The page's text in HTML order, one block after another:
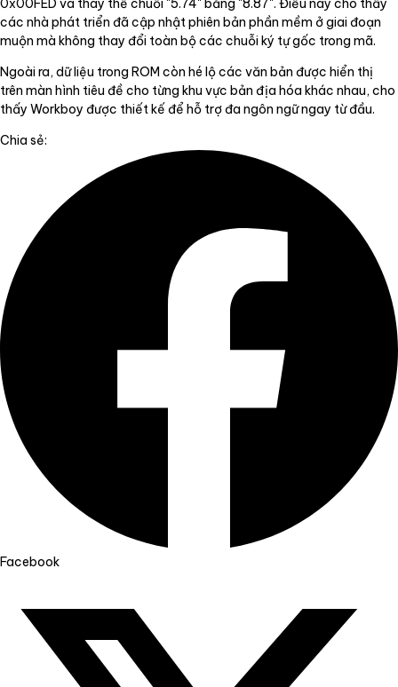
các nhà phát triển đã cập nhật phiên bản phần mềm ở giai đoạn
muộn mà không thay đổi toàn bộ các chuỗi ký tự gốc trong mã.
Ngoài ra, dữ liệu trong ROM còn hé lộ các văn bản được hiển thị
trên màn hình tiêu đề cho từng khu vực bản địa hóa khác nhau, cho
thấy Workboy được thiết kế để hỗ trợ đa ngôn ngữ ngay từ đầu.
Chia sẻ:
Facebook